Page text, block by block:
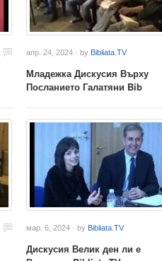
апр. 24, 2024 · by Bibliata.TV
Младежка Дискусия Върху
Посланието Галатяни Bib
мар. 6, 2024 · by Bibliata.TV
Дискусия Велик ден ли е